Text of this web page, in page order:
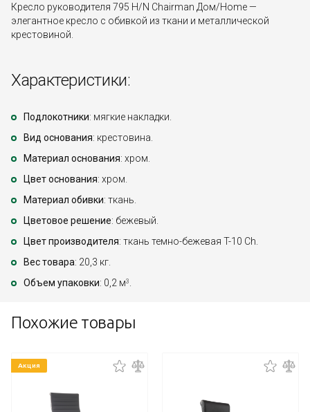
Кресло руководителя 795 Н/N Chairman Дом/Home —
элегантное кресло с обивкой из ткани и металлической
крестовиной.
Характеристики:
Подлокотники: мягкие накладки.
Вид основания: крестовина.
Материал основания: хром.
Цвет основания: хром.
Материал обивки: ткань.
Цветовое решение: бежевый.
Цвет производителя: ткань темно-бежевая T-10 Ch.
Вес товара: 20,3 кг.
Объем упаковки: 0,2 м3
Похожие товары
Акция